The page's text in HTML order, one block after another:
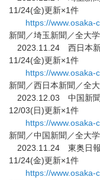
11/24(金)更新×1件
https://www.osaka-
新聞／埼玉新聞／全大学
2023.11.24
11/24(金)更新×1件
https://www.osaka-
新聞／西日本新聞／全
2023.12.03
12/03(日)更新×1件
https://www.osaka-
新聞／中国新聞／全大学
2023.11.24
11/24(金)更新×1件
https://www.osaka-